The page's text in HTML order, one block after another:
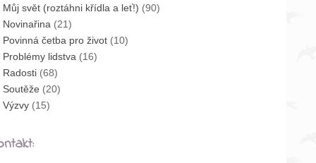
Můj svět (roztáhni křídla a leť!) (90)
Novinařina (21)
Povinná četba pro život (10)
Problémy lidstva (16)
Radosti (68)
Soutěže (20)
Výzvy (15)